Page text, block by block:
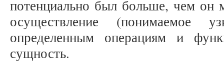
потенциально был больше, чем он
осуществление (понимаемое
определенным операциям и
сущность.